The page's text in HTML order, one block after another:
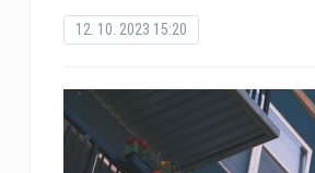
12. 10. 2023 15:20